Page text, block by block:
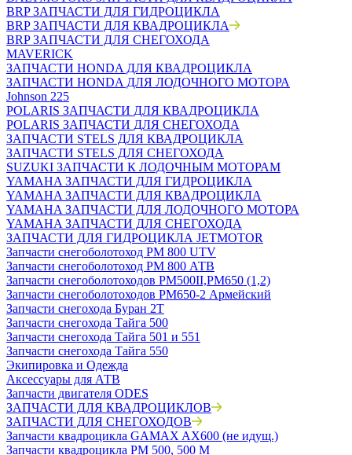
BRP ЗАПЧАСТИ ДЛЯ ГИДРОЦИКЛА
BRP ЗАПЧАСТИ ДЛЯ КВАДРОЦИКЛА
BRP ЗАПЧАСТИ ДЛЯ СНЕГОХОДА
MAVERICK
ЗАПЧАСТИ HONDA ДЛЯ КВАДРОЦИКЛА
ЗАПЧАСТИ HONDA ДЛЯ ЛОДОЧНОГО МОТОРА
Johnson 225
POLARIS ЗАПЧАСТИ ДЛЯ КВАДРОЦИКЛА
POLARIS ЗАПЧАСТИ ДЛЯ СНЕГОХОДА
ЗАПЧАСТИ STELS ДЛЯ КВАДРОЦИКЛА
ЗАПЧАСТИ STELS ДЛЯ СНЕГОХОДА
SUZUKI ЗАПЧАСТИ К ЛОДОЧНЫМ МОТОРАМ
YAMAHA ЗАПЧАСТИ ДЛЯ ГИДРОЦИКЛА
YAMAHA ЗАПЧАСТИ ДЛЯ КВАДРОЦИКЛА
YAMAHA ЗАПЧАСТИ ДЛЯ ЛОДОЧНОГО МОТОРА
YAMAHA ЗАПЧАСТИ ДЛЯ СНЕГОХОДА
ЗАПЧАСТИ ДЛЯ ГИДРОЦИКЛА JETMOTOR
Запчасти снегоболотоход РМ 800 UTV
Запчасти снегоболотоход РМ 800 АТВ
Запчасти снегоболотоходов РМ500II,РМ650 (1,2)
Запчасти снегоболотоходов РМ650-2 Армейский
Запчасти снегохода Буран 2Т
Запчасти снегохода Тайга 500
Запчасти снегохода Тайга 501 и 551
Запчасти снегохода Тайга 550
Экипировка и Одежда
Аксессуары для АТВ
Запчасти двигателя ODES
ЗАПЧАСТИ ДЛЯ КВАДРОЦИКЛОВ
ЗАПЧАСТИ ДЛЯ СНЕГОХОДОВ
Запчасти квадроцикла GAMAX AX600 (не идущ.)
Запчасти квадроцикла РМ 500, 500 М